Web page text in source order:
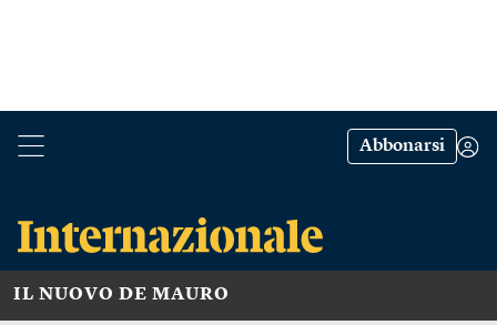
Abbonarsi
IL NUOVO DE MAURO